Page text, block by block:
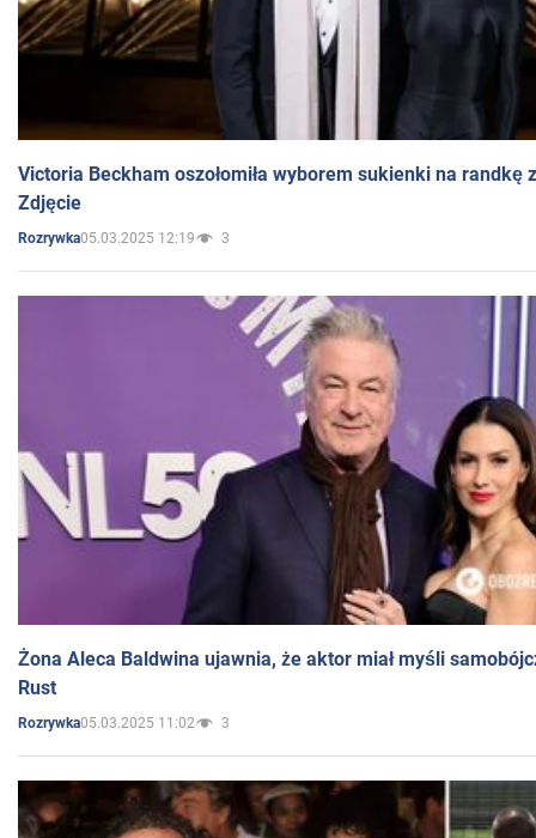
Victoria Beckham oszołomiła wyborem sukienki na randkę
Zdjęcie
Rozrywka05.03.2025 12:19 3
Żona Aleca Baldwina ujawnia, że aktor miał myśli
Rust
Rozrywka05.03.2025 11:02 3